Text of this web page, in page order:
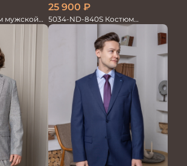
мужской
25 900 ₽
5034-ND-840S Костюм
мужской двойка